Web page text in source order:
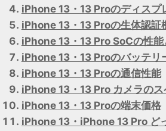
iPhone 13・13 Proのディスプ
iPhone 13・13 Proの生体認証
iPhone 13・13 Pro SoCの性能
iPhone 13・13 Proのバッテリ
iPhone 13・13 Proの通信性能
iPhone 13・13 Pro カメラのス
iPhone 13・13 Proの端末価格
iPhone 13・iPhone 13 Pro ど